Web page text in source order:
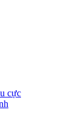
cực